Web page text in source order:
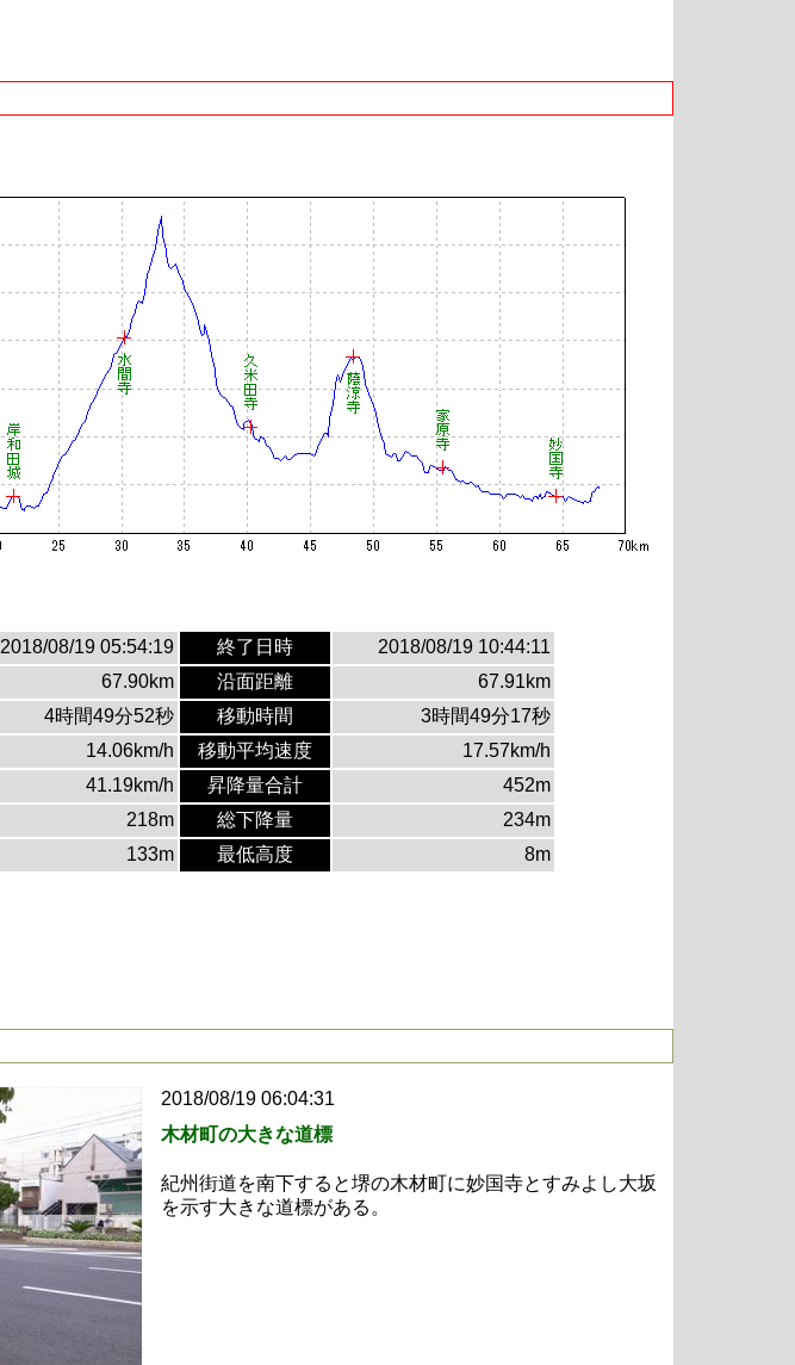
2018/08/19 05:54:19 終了日時
2018/08/19 10:44:11
67.90km 沿面距離
67.91km
4時間49分52秒 移動時間
3時間49分17秒
14.06km/h 移動平均速度
17.57km/h
41.19km/h 昇降量合計
452m
218m 総下降量
234m
133m 最低高度 8m
2018/08/19 06:04:31
木材町の大きな道標
紀州街道を南下すると堺の木材町に妙国寺とすみよし大坂
を示す大きな道標がある。